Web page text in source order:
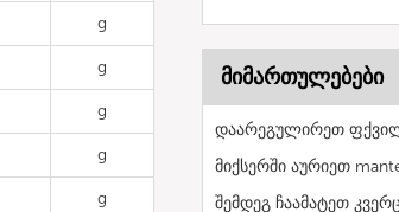
g
g
g
g
g
მიმართულებები
დაარეგულირეთ
მიქსერში აურიეთ
შემდეგ ჩაამატეთ